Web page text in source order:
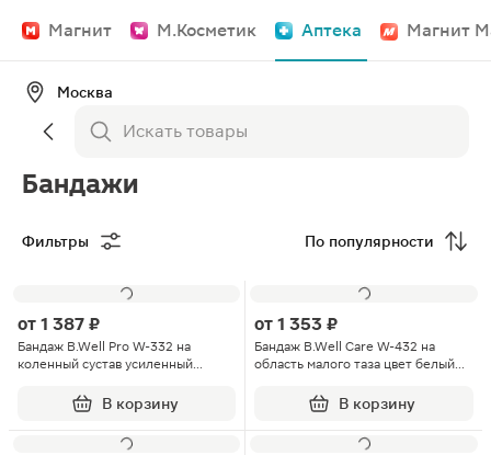
Магнит М.Косметик Аптека Магнит
Москва
Бандажи
Фильтры По популярности
от 1 387 ₽
Бандаж B.Well Pro W-332 на
коленный сустав усиленный
В корзину
от 1 353 ₽
Бандаж B.Well Care W-432 на
область малого таза цвет белый
В корзину